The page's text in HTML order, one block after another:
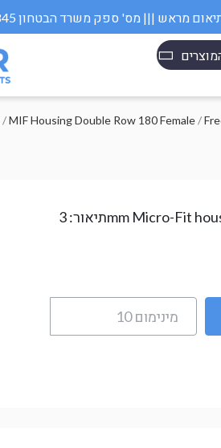
/MIF Housing Double Row 180 Female/
תיאור:3mm Micro-Fit